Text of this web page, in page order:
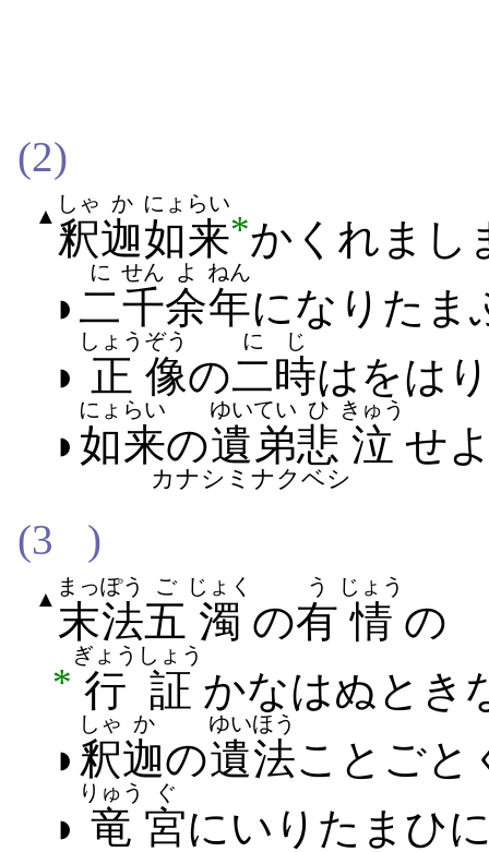
(2)
▲ 釈
しゃ
迦
か
如来
にょらい
*かくれ​まし
◗ 二
に
千
せん
余
よ
年
ねん
に​なり​たま
◗ 正
しょう
像
ぞう
の二時
にじ
は​をは
◗ 如来
にょらい
の遺弟
ゆいてい
悲
ひ
泣
きゅう
せ
カナシミナクベシ
(3 )
▲ 末法
まっぽう
五
ご
濁
じょく
の有
う
情
じょう
の
* 行証
ぎょうしょう
かなは​ぬ​とき​
◗ 釈
しゃ
迦
か
の遺法
ゆいほう
ことごと
◗ 竜
りゅう
宮
ぐ
に​いり​たまひ​